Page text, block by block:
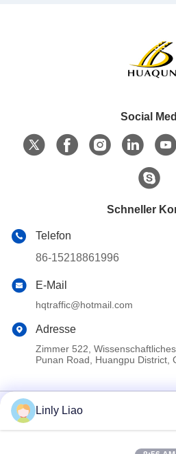
Social
Schneller
Telefon
86-15218861996
E-Mail
hqtraffic@hotmail.com
Adresse
Zimmer 522,
Punan Road, Huangpu District,
Linly Liao